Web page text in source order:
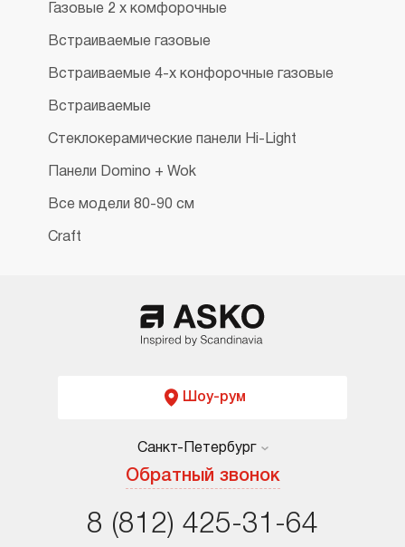
Газовые 2 х комфорочные
Встраиваемые газовые
Встраиваемые 4-х конфорочные газовые
Встраиваемые
Стеклокерамические панели Hi-Light
Панели Domino + Wok
Все модели 80-90 см
Craft
Шоу-рум
Санкт-Петербург
Обратный звонок
Москва
8 (812) 425-31-64